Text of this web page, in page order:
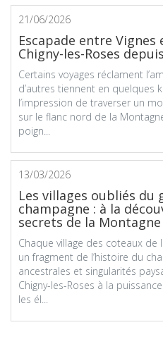
21/06/2026
Escapade entre
Chigny-les-Roses
Certains voyages réclament
d’autres tiennent en quelques
l’impression de traverser un
sur le flanc nord de la
poign...
13/03/2026
Les villages oubliés du
champagne : à la
secrets de la Montagne
Chaque village des coteaux
un fragment de l’histoire du
ancestrales et singularités
Chigny-les-Roses à la
les él...